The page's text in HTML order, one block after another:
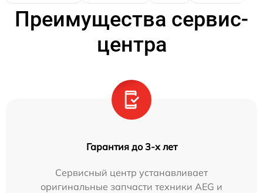
Преимущества сервис-
центра
Гарантия до 3-х лет
Сервисный центр устанавливает
оригинальные запчасти техники AEG и